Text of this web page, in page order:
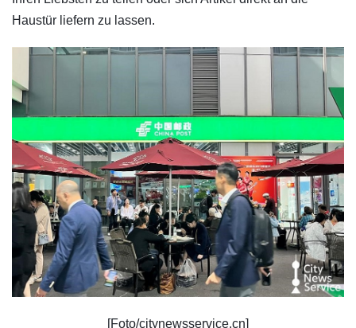
Haustür liefern zu lassen.
[Foto/citynewsservice.cn]